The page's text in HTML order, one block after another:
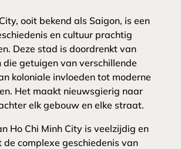
ooit bekend als Saigon, is een
en cultuur prachtig
Deze stad is doordrenkt van
die getuigen van verschillende
koloniale invloeden tot moderne
Het maakt nieuwsgierig naar
elk gebouw en elke straat.
Ho Chi Minh City is veelzijdig en
complexe geschiedenis van